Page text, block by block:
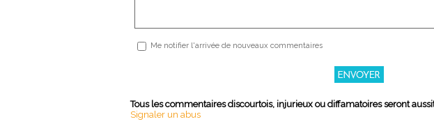
Me notifier l'arrivée de nouveaux commentaires
Tous les commentaires discourtois, injurieux ou diffamatoires seront
Signaler un abus